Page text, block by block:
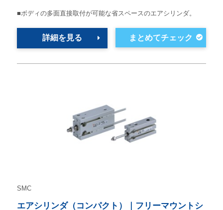
■ボディの多面直接取付が可能な省スペースのエアシリンダ。
詳細を見る
SMC
エアシリンダ（コンパクト）｜フリーマウントシ